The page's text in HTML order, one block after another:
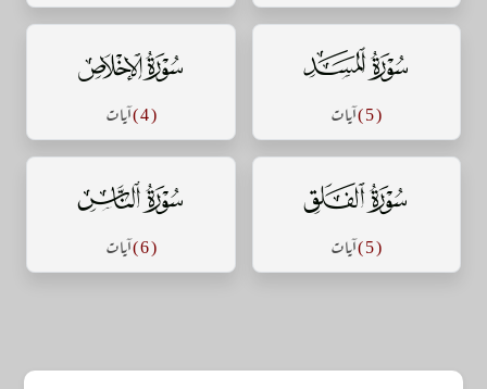
سورة المسد
( 5 ) آيات
سورة الإخلاص
( 4 ) آيات
سورة الفلق
( 5 ) آيات
سورة الناس
( 6 ) آيات